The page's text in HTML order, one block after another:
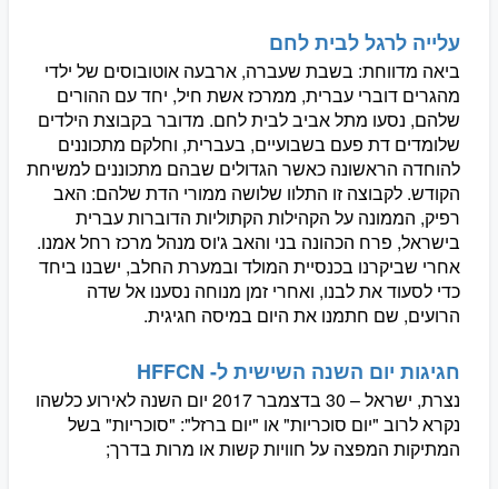
עלייה לרגל לבית לחם
ביאה מדווחת: בשבת שעברה, ארבעה אוטובוסים של ילדי
מהגרים דוברי עברית, ממרכז אשת חיל, יחד עם ההורים
שלהם, נסעו מתל אביב לבית לחם. מדובר בקבוצת הילדים
שלומדים דת פעם בשבועיים, בעברית, וחלקם מתכוננים
להוחדה הראשונה כאשר הגדולים שבהם מתכוננים למשיחת
הקודש. לקבוצה זו התלוו שלושה ממורי הדת שלהם: האב
רפיק, הממונה על הקהילות הקתוליות הדוברות עברית
בישראל, פרח הכהונה בני והאב ג'וס מנהל מרכז רחל אמנו.
אחרי שביקרנו בכנסיית המולד ובמערת החלב, ישבנו ביחד
כדי לסעוד את לבנו, ואחרי זמן מנוחה נסענו אל שדה
הרועים, שם חתמנו את היום במיסה חגיגית.
חגיגות יום השנה השישית ל- HFFCN
נצרת, ישראל – 30 בדצמבר 2017 יום השנה לאירוע כלשהו
נקרא לרוב "יום סוכריות" או "יום ברזל": "סוכריות" בשל
המתיקות המפצה על חוויות קשות או מרות בדרך;